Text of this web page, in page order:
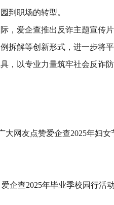
到职场的转型。
，爱企查推出反诈主题宣传
拆解等创新形式，进一步将
，以专业力量筑牢社会反诈
大网友点赞爱企查2025年妇女
企查2025年毕业季校园行活